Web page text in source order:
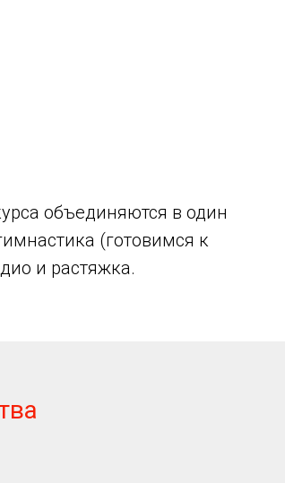
объединяются в один
(готовимся к
и растяжка.